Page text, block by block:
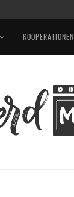
KOOPERATIONEN